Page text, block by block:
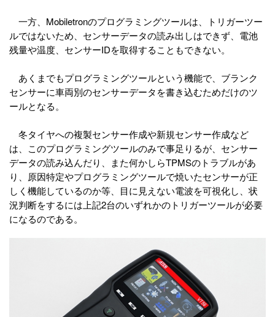
一方、Mobiletronのプログラミングツールは、トリガーツー
ルではないため、センサーデータの読み出しはできず、電池
残量や温度、センサーIDを取得することもできない。
あくまでもプログラミングツールという機能で、ブランク
センサーに車両別のセンサーデータを書き込むためだけのツ
ールとなる。
冬タイヤへの複製センサー作成や新規センサー作成など
は、このプログラミングツールのみで事足りるが、センサー
データの読み込んだり、また何かしらTPMSのトラブルがあ
り、原因特定やプログラミングツールで焼いたセンサーが正
しく機能しているのか等、目に見えない電波を可視化し、状
況判断をするには上記2台のいずれかのトリガーツールが必要
になるのである。